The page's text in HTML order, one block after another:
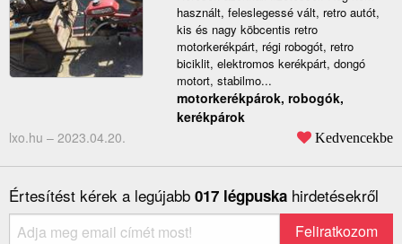
használt, feleslegessé vált, retro autót,
kis és nagy köbcentis retro
motorkerékpárt, régi robogót, retro
biciklit, elektromos kerékpárt, dongó
motort, stabilmo...
motorkerékpárok, robogók,
kerékpárok
lxo.hu – 2023.04.20. Kedvencekbe
Értesítést kérek a legújabb 017 légpuska hirdetésekről